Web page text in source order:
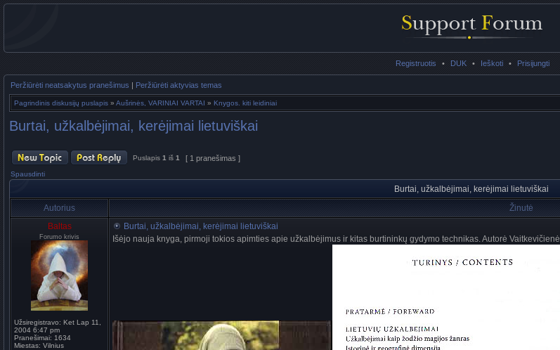
Registruotis • DUK • Ieškoti • Prisijungti
Peržiūrėti neatsakytus pranešimus | Peržiūrėti aktyvias temas
Pagrindinis diskusijų puslapis » Aušrinės, VARINIAI VARTAI » Knygos. kiti leidiniai
Burtai, užkalbėjimai, kerėjimai lietuviškai
Puslapis 1 iš 1 [ 1 pranešimas ]
Spausdinti
Burtai, užkalbėjimai, kerėjimai lietuviškai
Autorius
Žinutė
Baltas
Forumo krivis
Užsiregistravo: Ket Lap 11,
2004 6:47 pm
Pranešimai: 1634
Miestas: Vilnius
Burtai, užkalbėjimai, kerėjimai lietuviškai
Išėjo nauja knyga, pirmoji tokios apimties apie užkalbėjimus ir kitas burtininkų gydymo technikas. Autorė Vaitkevičienė